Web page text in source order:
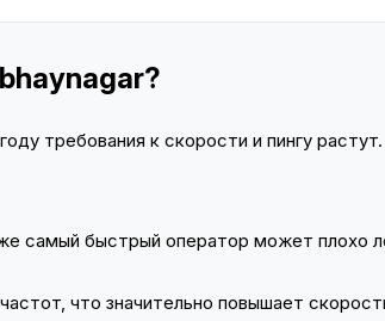
требования к скорости и пингу растут.
самый быстрый оператор может плохо
что значительно повышает